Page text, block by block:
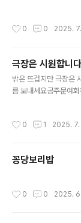
공간으로 기능해온 시
0 0 2025.
극장은 시원합니
밖은 뜨겁지만 극장은
름 보내세요공주문예
0 1 2025. 7.
꽁당보리밥
0 0 2025.